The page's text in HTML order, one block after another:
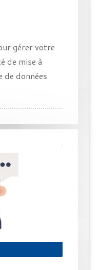
gérer votre
de mise à
données